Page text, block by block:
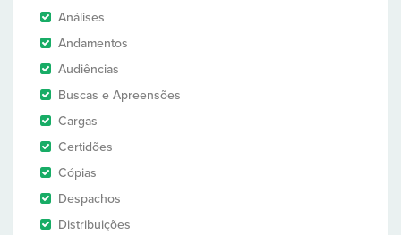
Análises
Andamentos
Audiências
Buscas e Apreensões
Cargas
Certidões
Cópias
Despachos
Distribuições